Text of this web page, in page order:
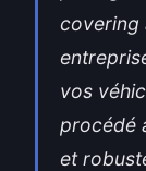
covering
vos
procédé
et